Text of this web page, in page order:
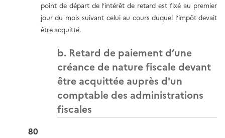
point de départ de l’intérêt de retard est fixé au premier
jour du mois suivant celui au cours duquel l’impôt devait
être acquitté.
b. Retard de paiement d’une
créance de nature fiscale devant
être acquittée auprès d'un
comptable des administrations
fiscales
80